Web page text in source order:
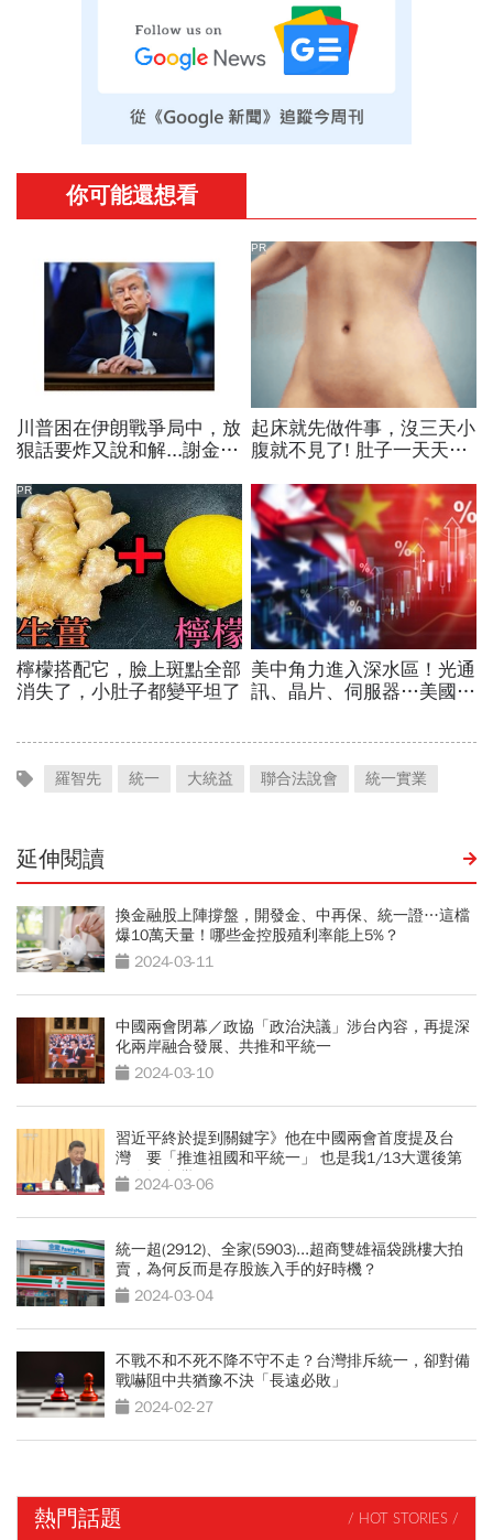
羅智先 統一 大統益 聯合法說會 統一實業
延伸閱讀
換金融股上陣撐盤，開發金、中再保、統一證…這檔
爆10萬天量！哪些金控股殖利率能上5%？
2024-03-11
中國兩會閉幕／政協「政治決議」涉台內容，再提深
化兩岸融合發展、共推和平統一
2024-03-10
習近平終於提到關鍵字》他在中國兩會首度提及台
灣 要「推進祖國和平統一」 也是我1/13大選後第
一次提台灣
2024-03-06
統一超(2912)、全家(5903)...超商雙雄福袋跳樓大拍
賣，為何反而是存股族入手的好時機？
2024-03-04
不戰不和不死不降不守不走？台灣排斥統一，卻對備
戰嚇阻中共猶豫不決「長遠必敗」
2024-02-27
熱門話題 / HOT STORIES /